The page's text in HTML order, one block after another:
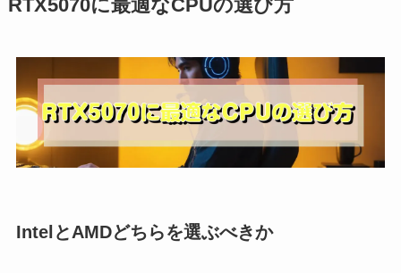
RTX5070に最適なCPUの選び方
IntelとAMDどちらを選ぶべきか